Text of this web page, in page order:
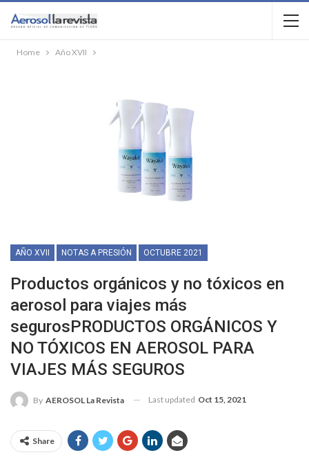
Home Año XVII
AÑO XVII NOTAS A PRESIÓN OCTUBRE 2021
Productos orgánicos y no tóxicos en
aerosol para viajes más
segurosPRODUCTOS ORGÁNICOS Y
NO TÓXICOS EN AEROSOL PARA
VIAJES MÁS SEGUROS
By AEROSOL La Revista Last updated Oct 15, 2021
Share